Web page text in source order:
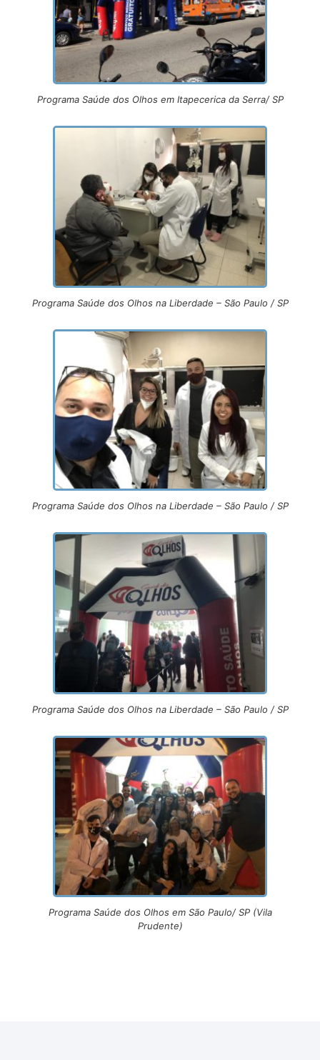
Programa Saúde dos Olhos em Itapecerica da Serra/ SP
Programa Saúde dos Olhos na Liberdade – São Paulo / SP
Programa Saúde dos Olhos na Liberdade – São Paulo / SP
Programa Saúde dos Olhos na Liberdade – São Paulo / SP
Programa Saúde dos Olhos em São Paulo/ SP (Vila
Prudente)